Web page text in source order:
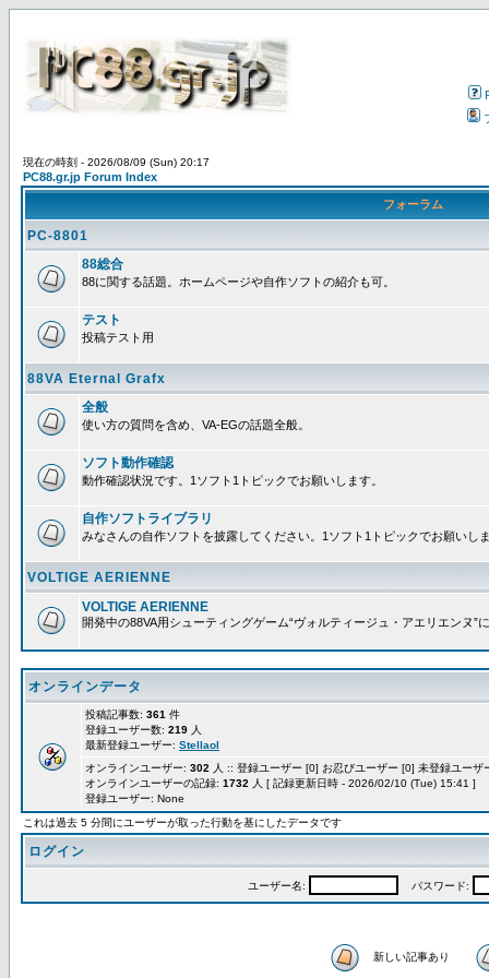
現在の時刻 - 2026/08/09 (Sun) 20:17
PC88.gr.jp Forum Index
フォーラム
PC-8801
88総合
88に関する話題。ホームページや自作ソフトの紹介も可。
テスト
投稿テスト用
88VA Eternal Grafx
全般
使い方の質問を含め、VA-EGの話題全般。
ソフト動作確認
動作確認状況です。1ソフト1トピックでお願いします。
自作ソフトライブラリ
みなさんの自作ソフトを披露してください。1ソフト1トピックでお願いし
VOLTIGE AERIENNE
VOLTIGE AERIENNE
開発中の88VA用シューティングゲーム“ヴォルティージュ・アエリエンヌ”
オンラインデータ
投稿記事数: 361 件
登録ユーザー数: 219 人
最新登録ユーザー: Stellaol
オンラインユーザー: 302 人 :: 登録ユーザー [0] お忍びユーザー [0] 未登録ユー
オンラインユーザーの記録: 1732 人 [ 記録更新日時 - 2026/02/10 (Tue) 15:41 ]
登録ユーザー: None
これは過去 5 分間にユーザーが取った行動を基にしたデータです
ログイン
ユーザー名: パスワード:
新しい記事あり